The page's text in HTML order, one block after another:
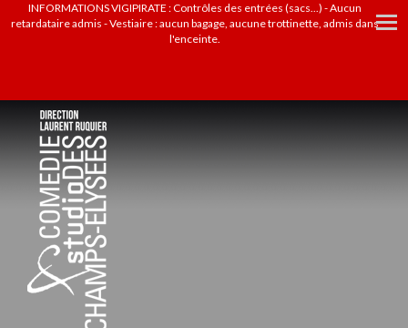
INFORMATIONS VIGIPIRATE : Contrôles des entrées (sacs...) - Aucun
retardataire admis - Vestiaire : aucun bagage, aucune trottinette, admis dans
l'enceinte.